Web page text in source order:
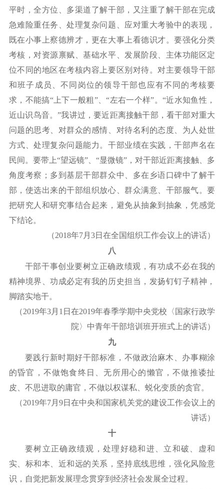
平时，全方位、多渠道了解干部，又注重了解干部在完成
急难险重任务、处理复杂问题、应对重大考验中的表现，
既在小事上察德辨才，更在大事上看德识才。要强化分类
考核，对资源禀赋、基础水平、发展阶段、主体功能区定
位不同的地区在考核内容上要区别对待。对主要领导干部
和班子成员、不同岗位的领导干部也应有不同的考核要
求，不能搞“上下一般粗”、“左右一个样”。“近水知鱼性，
近山识鸟音。”我讲过，要近距离接触干部，看干部对重大
问题的思考、对群众的感情、对待名利的态度、为人处世
方式、处理复杂问题能力。干部业绩在实践，干部声名在
民间。要带上“望远镜”、“显微镜”，对干部近距离接触、多
角度考察；多到基层干部群众中、多在乡语口碑中了解干
部，使选出来的干部组织放心、群众满意、干部服气。要
把研究人和研究事结合起来，避免从抽象到抽象，凭感觉
下结论。
（2018年7月3日在全国组织工作会议上的讲话）
八
干部干事创业要树立正确政绩观，有功成不必在我的
精神境界、功成必定有我的历史担当，发扬钉钉子精神，
脚踏实地干。
（2019年3月1日在2019年春季学期中央党校〈国家行政学
院〉中青年干部培训班开班式上的讲话）
九
要践行新时期好干部标准，不做政治麻木、办事糊涂
的昏官，不做饱食终日、无所用心的懒官，不做推诿扯
皮、不思进取的庸官，不做以权谋私、蜕化变质的贪官。
（2019年7月9日在中央和国家机关党的建设工作会议上的
讲话）
十
要树立正确政绩观，处理好稳和进、立和破、虚和
实、标和本、近和远的关系，坚持底线思维，强化风险意
识，自觉把新发展理念贯穿到经济社会发展全过程。